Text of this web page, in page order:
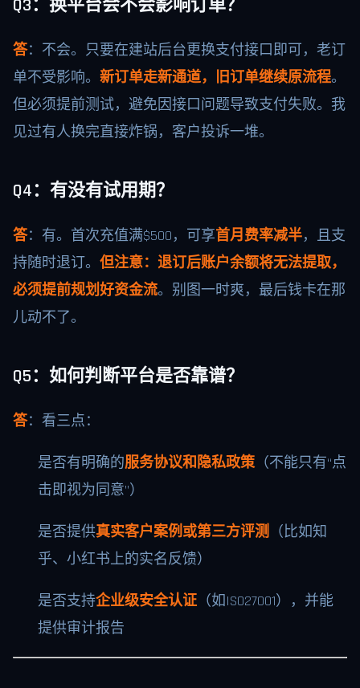
Q3：换平台会不会影响订单？
答：不会。只要在建站后台更换支付接口即可，老订
单不受影响。 新订单走新通道，旧订单继续原流程。
但必须提前测试，避免因接口问题导致支付失败。我
见过有人换完直接炸锅，客户投诉一堆。
Q4：有没有试用期？
答：有。首次充值满$500，可享首月费率减半，且支
持随时退订。 但注意：退订后账户余额将无法提取，
必须提前规划好资金流。别图一时爽，最后钱卡在那
儿动不了。
Q5：如何判断平台是否靠谱？
答：看三点：
是否有明确的服务协议和隐私政策（不能只有“点
击即视为同意”）
是否提供真实客户案例或第三方评测 （比如知
乎、小红书上的实名反馈）
是否支持企业级安全认证 （如ISO27001），并能
提供审计报告